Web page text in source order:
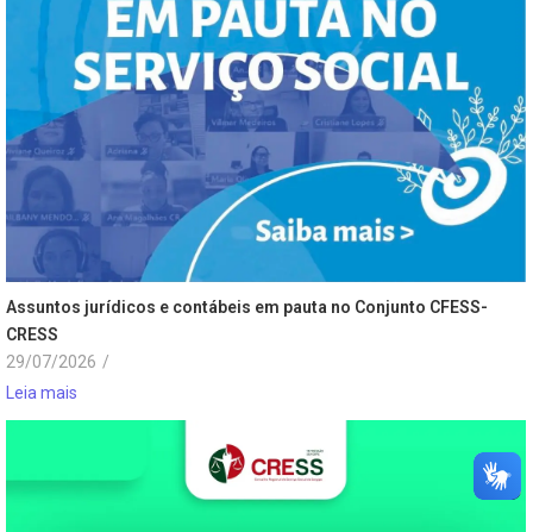
Assuntos jurídicos e contábeis em pauta no Conjunto CFESS-
CRESS
29/07/2026 /
Leia mais